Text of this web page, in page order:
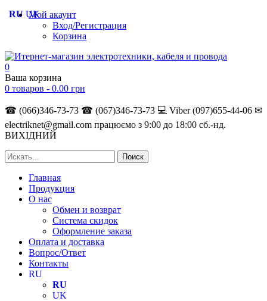
Мой акаунт
Вход/Регистрация
Корзина
0
Ваша корзина
0 товаров - 0.00 грн
☎ (066)346-73-73 ☎ (067)346-73-73 💻 Viber (097)655-44-06 ✉
electriknet@gmail.com працюємо з 9:00 до 18:00 сб.-нд.
ВИХІДНИЙ
Главная
Продукция
О нас
Обмен и возврат
Система скидок
Оформление заказа
Оплата и доставка
Вопрос/Ответ
Контакты
RU
RU
UK
RU UK